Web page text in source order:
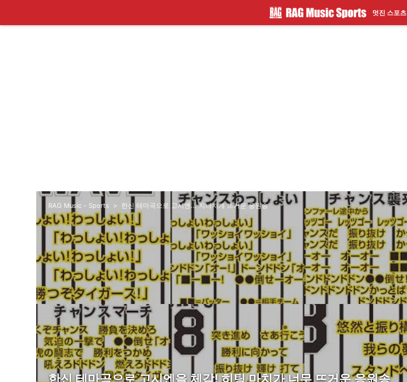
멋진 스포츠
RAG Music - Sports 한신 테마곡으로 고시엔... 지나치게 뜨거운 응원송
한신 테마곡으로 고시엔을 체감! 히팅 마치가 너무 뜨거운 응원송